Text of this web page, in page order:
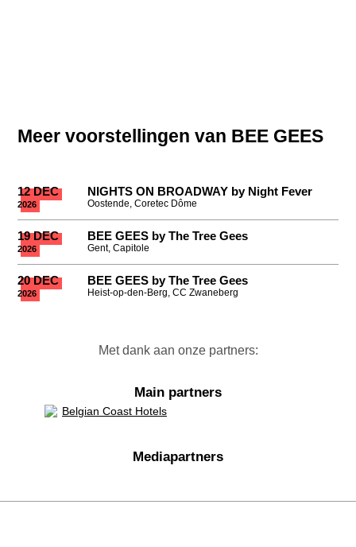
Meer voorstellingen van BEE GEES
12 DEC
2026
NIGHTS ON BROADWAY by Night Fever
Oostende, Coretec Dôme
19 DEC
2026
BEE GEES by The Tree Gees
Gent, Capitole
20 DEC
2026
BEE GEES by The Tree Gees
Heist-op-den-Berg, CC Zwaneberg
Met dank aan onze partners:
Main partners
Mediapartners